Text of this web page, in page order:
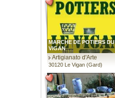
MARCHE DE POTIERS DU
VIGAN
Artigianato d'Arte
30120 Le Vigan (Gard)